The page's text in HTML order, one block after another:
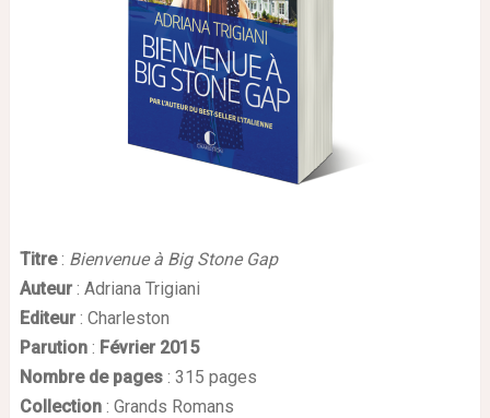
Titre: Bienvenue à Big Stone Gap
Auteur: Adriana Trigiani
Editeur: Charleston
Parution: Février2015
Nombre de pages: 315 pages
Collection: Grands Romans